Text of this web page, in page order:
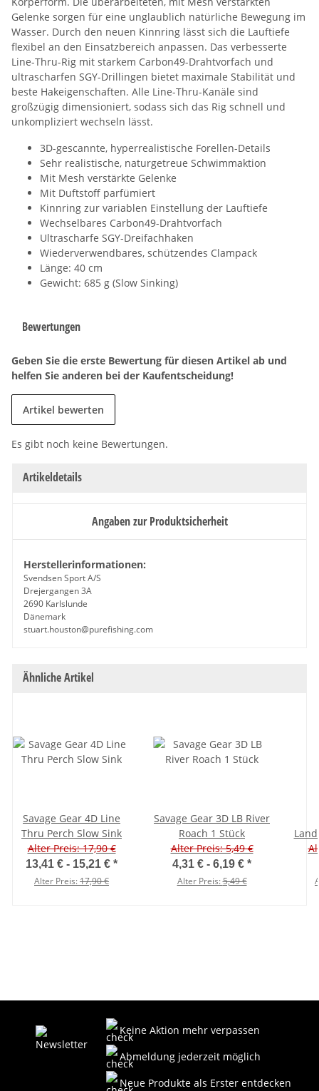
Gelenke sorgen für eine unglaublich natürliche Bewegung im
Wasser. Durch den neuen Kinnring lässt sich die Lauftiefe
flexibel an den Einsatzbereich anpassen. Das verbesserte
Line-Thru-Rig mit starkem Carbon49-Drahtvorfach und
ultrascharfen SGY-Drillingen bietet maximale Stabilität und
beste Hakeigenschaften. Alle Line-Thru-Kanäle sind
großzügig dimensioniert, sodass sich das Rig schnell und
unkompliziert wechseln lässt.
3D-gescannte, hyperrealistische Forellen-Details
Sehr realistische, naturgetreue Schwimmaktion
Mit Mesh verstärkte Gelenke
Mit Duftstoff parfümiert
Kinnring zur variablen Einstellung der Lauftiefe
Wechselbares Carbon49-Drahtvorfach
Ultrascharfe SGY-Dreifachhaken
Wiederverwendbares, schützendes Clampack
Länge: 40 cm
Gewicht: 685 g (Slow Sinking)
Bewertungen
Geben Sie die erste Bewertung für diesen Artikel ab und
helfen Sie anderen bei der Kaufentscheidung!
Artikel bewerten
Es gibt noch keine Bewertungen.
Artikeldetails
Angaben zur Produktsicherheit
Herstellerinformationen:
Svendsen Sport A/S
Drejergangen 3A
2690 Karlslunde
Dänemark
stuart.houston@purefishing.com
Ähnliche Artikel
Savage Gear 4D Line
Thru Perch Slow Sink
Alter Preis: 17,90 €
13,41 € - 15,21 € *
Alter Preis:17,90 €
Savage Gear 3D LB River
Roach 1 Stück
Alter Preis: 5,49 €
4,31 € - 6,19 € *
Alter Preis:5,49 €
Keine Aktion mehr verpassen
Abmeldung jederzeit möglich
Neue Produkte als Erster entdecken